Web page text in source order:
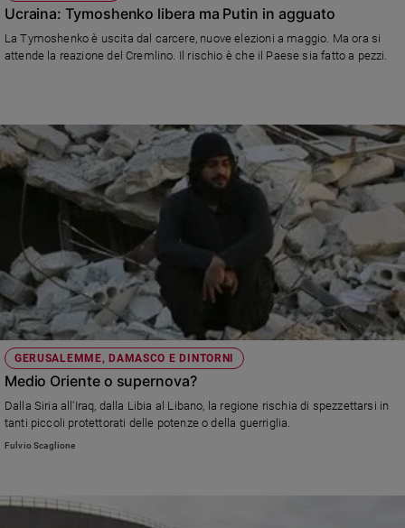
Ucraina: Tymoshenko libera ma Putin in agguato
La Tymoshenko è uscita dal carcere, nuove elezioni a maggio. Ma ora si
attende la reazione del Cremlino. Il rischio è che il Paese sia fatto a pezzi.
GERUSALEMME, DAMASCO E DINTORNI
Medio Oriente o supernova?
Dalla Siria all'Iraq, dalla Libia al Libano, la regione rischia di spezzettarsi in
tanti piccoli protettorati delle potenze o della guerriglia.
Fulvio Scaglione